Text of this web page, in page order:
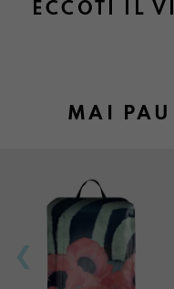
ECCOTI IL
MAI